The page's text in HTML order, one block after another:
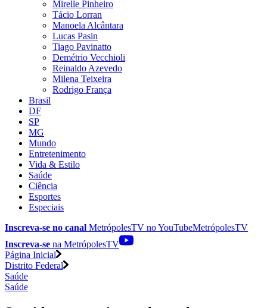
Mirelle Pinheiro
Tácio Lorran
Manoela Alcântara
Lucas Pasin
Tiago Pavinatto
Demétrio Vecchioli
Reinaldo Azevedo
Milena Teixeira
Rodrigo França
Brasil
DF
SP
MG
Mundo
Entretenimento
Vida & Estilo
Saúde
Ciência
Esportes
Especiais
Inscreva-se no canal MetrópolesTV noYouTubeMetrópolesTV
Inscreva-se na MetrópolesTV
Página Inicial
Distrito Federal
Saúde
Saúde